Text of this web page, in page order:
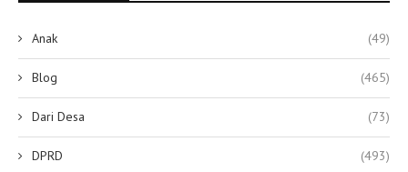
Anak (49)
Blog (465)
Dari Desa (73)
DPRD (493)